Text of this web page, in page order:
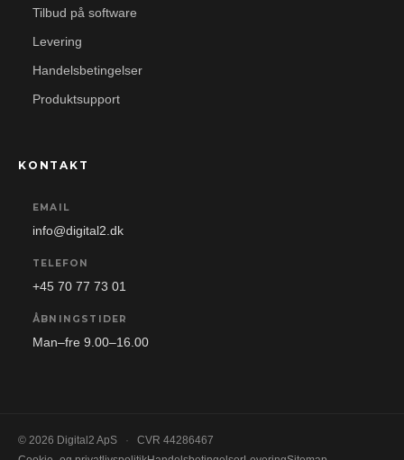
Tilbud på software
Levering
Handelsbetingelser
Produktsupport
KONTAKT
EMAIL
info@digital2.dk
TELEFON
+45 70 77 73 01
ÅBNINGSTIDER
Man–fre 9.00–16.00
© 2026 Digital2 ApS ·
CVR 44286467